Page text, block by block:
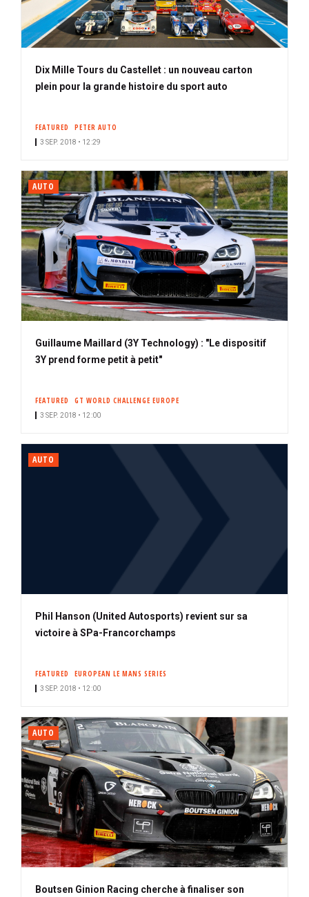
Dix Mille Tours du Castellet : un nouveau carton
plein pour la grande histoire du sport auto
FEATURED PETER AUTO
3 SEP. 2018 • 12:29
AUTO
Guillaume Maillard (3Y Technology) : "Le dispositif
3Y prend forme petit à petit"
FEATURED GT WORLD CHALLENGE EUROPE
3 SEP. 2018 • 12:00
AUTO
Phil Hanson (United Autosports) revient sur sa
victoire à SPa-Francorchamps
FEATURED EUROPEAN LE MANS SERIES
3 SEP. 2018 • 12:00
AUTO
Boutsen Ginion Racing cherche à finaliser son